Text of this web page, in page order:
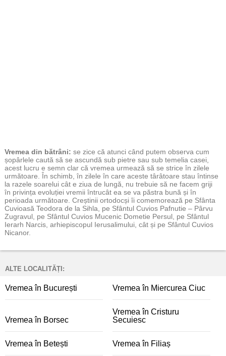
Vremea din bătrâni: se zice că atunci când putem observa cum
șopârlele caută să se ascundă sub pietre sau sub temelia casei,
acest lucru e semn clar că vremea urmează să se strice în zilele
următoare. În schimb, în zilele în care aceste târâtoare stau întinse
la razele soarelui cât e ziua de lungă, nu trebuie să ne facem griji
în privința evoluției vremii întrucât ea se va păstra bună și în
perioada următoare. Creștinii ortodocși îi comemorează pe Sfânta
Cuvioasă Teodora de la Sihla, pe Sfântul Cuvios Pafnutie – Pârvu
Zugravul, pe Sfântul Cuvios Mucenic Dometie Persul, pe Sfântul
Ierarh Narcis, arhiepiscopul Ierusalimului, cât și pe Sfântul Cuvios
Nicanor.
ALTE LOCALITĂȚI:
Vremea în București Vremea în Miercurea Ciuc
Vremea în Borsec
Vremea în Cristuru
Secuiesc
Vremea în Betești Vremea în Filiaș